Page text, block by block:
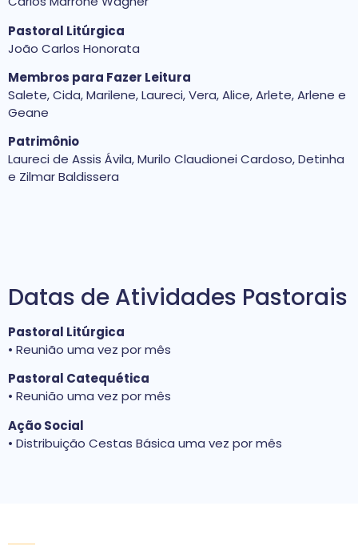
Pastoral Litúrgica
João Carlos Honorata
Membros para Fazer Leitura
Salete, Cida, Marilene, Laureci, Vera, Alice, Arlete, Arlene e
Geane
Patrimônio
Laureci de Assis Ávila, Murilo Claudionei Cardoso, Detinha
e Zilmar Baldissera
Datas de Atividades Pastorais
Pastoral Litúrgica
• Reunião uma vez por mês
Pastoral Catequética
• Reunião uma vez por mês
Ação Social
• Distribuição Cestas Básica uma vez por mês